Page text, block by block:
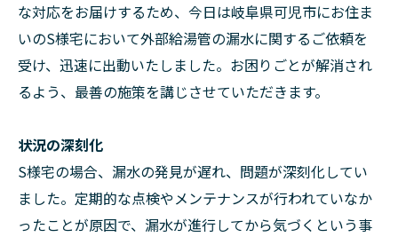
な対応をお届けするため、今日は岐阜県可児市にお住ま
いのS様宅において外部給湯管の漏水に関するご依頼を
受け、迅速に出動いたしました。お困りごとが解消され
るよう、最善の施策を講じさせていただきます。
状況の深刻化
S様宅の場合、漏水の発見が遅れ、問題が深刻化してい
ました。定期的な点検やメンテナンスが行われていなか
ったことが原因で、漏水が進行してから気づくという事